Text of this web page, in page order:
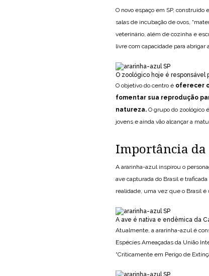
O novo espaço em SP,
salas de incubação de ovos,
veterinário, além de cozinha e
livre com capacidade para abrigar
O zoológico hoje é responsável
O objetivo do centro é oferecer
fomentar sua reprodução
natureza. O grupo do zoológico
jovens e ainda vão alcançar a
Importância
A ararinha-azul inspirou o
ave capturada do Brasil e
realidade, uma vez que o Brasil é
A ave é nativa e endêmica da
Atualmente, a ararinha-azul é
Espécies Ameaçadas da União
“Criticamente em Perigo de